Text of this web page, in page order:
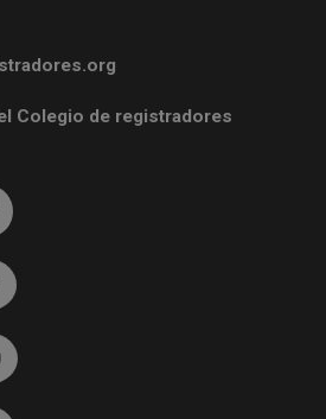
Colegio de registradores
a facebook (abre en ventana nueva)
Ir a twitter (abre en ventana nueva)
Ir a YouTube (abre en ventana nueva)